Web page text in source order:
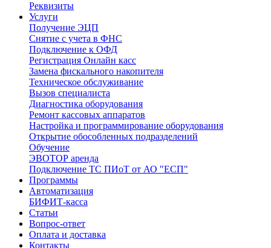
Реквизиты
Услуги
Получение ЭЦП
Снятие с учета в ФНС
Подключение к ОФД
Регистрация Онлайн касс
Замена фискального накопителя
Техническое обслуживание
Вызов специалиста
Диагностика оборудования
Ремонт кассовых аппаратов
Настройка и программирование оборудования
Открытие обособленных подразделений
Обучение
ЭВОТОР аренда
Подключение ТС ПИоТ от АО "ЕСП"
Программы
Автоматизация
БИФИТ-касса
Статьи
Вопрос-ответ
Оплата и доставка
Контакты